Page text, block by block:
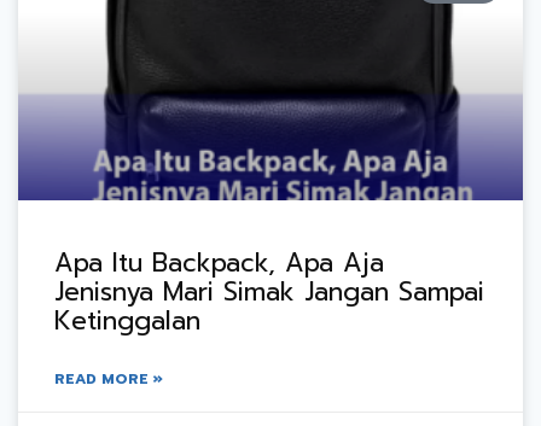
Apa Itu Backpack, Apa Aja
Jenisnya Mari Simak Jangan Sampai
Ketinggalan
READ MORE »